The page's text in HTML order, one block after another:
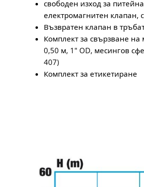
свободен изход за питейна
електромагнитен клапан,
Възвратен клапан в
Комплект за свързване
0,50 м, 1" OD, месингов
407)
Комплект за етикетиране